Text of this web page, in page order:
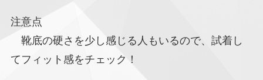
注意点
靴底の硬さを少し感じる人もいるので、試着し
てフィット感をチェック！